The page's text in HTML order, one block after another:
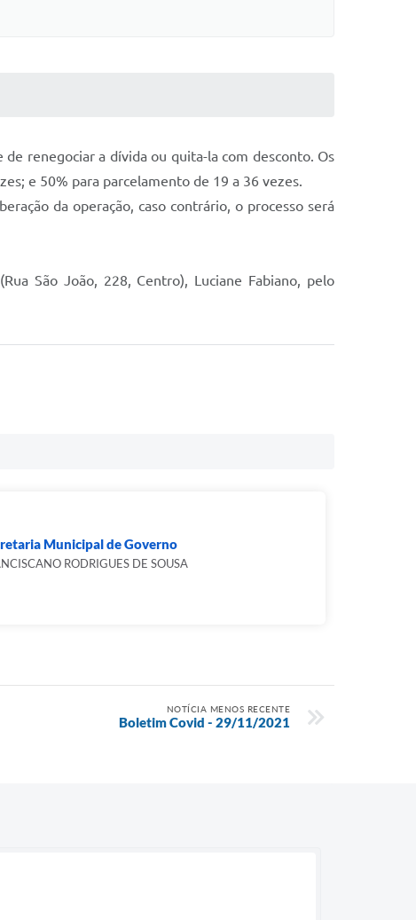
renegociar a dívida ou quita-la com desconto. Os
e 50% para parcelamento de 19 a 36 vezes.
da operação, caso contrário, o processo será
São João, 228, Centro), Luciane Fabiano, pelo
Municipal de Governo
RODRIGUES DE SOUSA
NOTÍCIA MENOS RECENTE
Boletim Covid - 29/11/2021